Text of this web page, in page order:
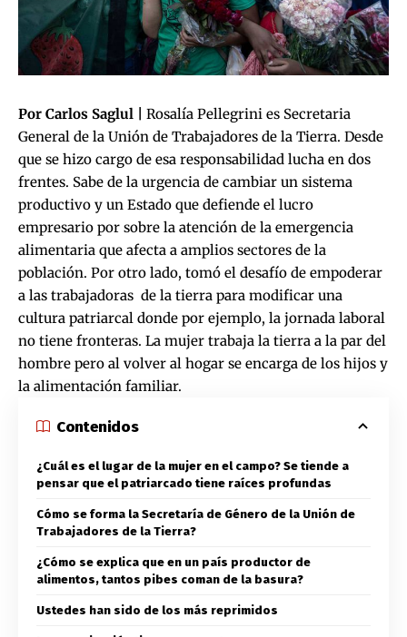
Por Carlos Saglul |
Rosalía Pellegrini es Secretaria
General de la Unión de Trabajadores de la Tierra. Desde
que se hizo cargo de esa responsabilidad lucha en dos
frentes. Sabe de la urgencia de cambiar un sistema
productivo y un Estado que defiende el lucro
empresario por sobre la atención de la emergencia
alimentaria que afecta a amplios sectores de la
población. Por otro lado, tomó el desafío de empoderar
a las trabajadoras de la tierra para modificar una
cultura patriarcal donde por ejemplo, la jornada laboral
no tiene fronteras. La mujer trabaja la tierra a la par del
hombre pero al volver al hogar se encarga de los hijos y
la alimentación familiar.
Contenidos
¿Cuál es el lugar de la mujer en el campo? Se tiende a
pensar que el patriarcado tiene raíces profundas
Cómo se forma la Secretaría de Género de la Unión de
Trabajadores de la Tierra?
¿Cómo se explica que en un país productor de
alimentos, tantos pibes coman de la basura?
Ustedes han sido de los más reprimidos